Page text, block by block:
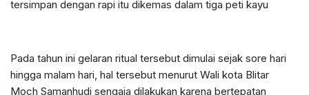
tersimpan dengan rapi itu dikemas dalam tiga peti kayu
Pada tahun ini gelaran ritual tersebut dimulai sejak sore hari
hingga malam hari, hal tersebut menurut Wali kota Blitar
Moch Samanhudi sengaja dilakukan karena bertepatan